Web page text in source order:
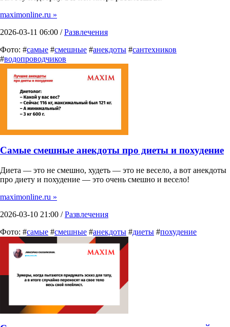
maximonline.ru »
2026-03-11 06:00 /Развлечения
Фото: #самые #смешные #анекдоты #сантехников
#водопроводчиков
Самые смешные анекдоты про диеты и похудение
Диета — это не смешно, худеть — это не весело, а вот анекдоты
про диету и похудение — это очень смешно и весело!
maximonline.ru »
2026-03-10 21:00 /Развлечения
Фото: #самые #смешные #анекдоты #диеты #похудение